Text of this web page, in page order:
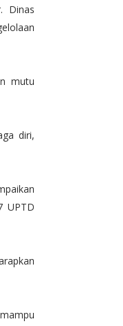
Dinas
mutu
diri,
UPTD